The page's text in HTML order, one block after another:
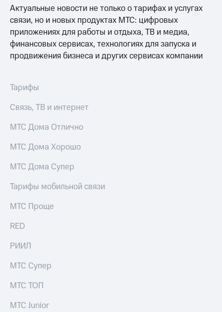
Актуальные новости не только о тарифах и услугах
связи, но и новых продуктах МТС: цифровых
приложениях для работы и отдыха, ТВ и медиа,
финансовых сервисах, технологиях для запуска и
продвижения бизнеса и других сервисах компании
Тарифы
Связь, ТВ и интернет
МТС Дома Отлично
МТС Дома Хорошо
МТС Дома Супер
Тарифы мобильной связи
МТС Проще
RED
РИИЛ
МТС Супер
МТС ТОП
МТС Junior